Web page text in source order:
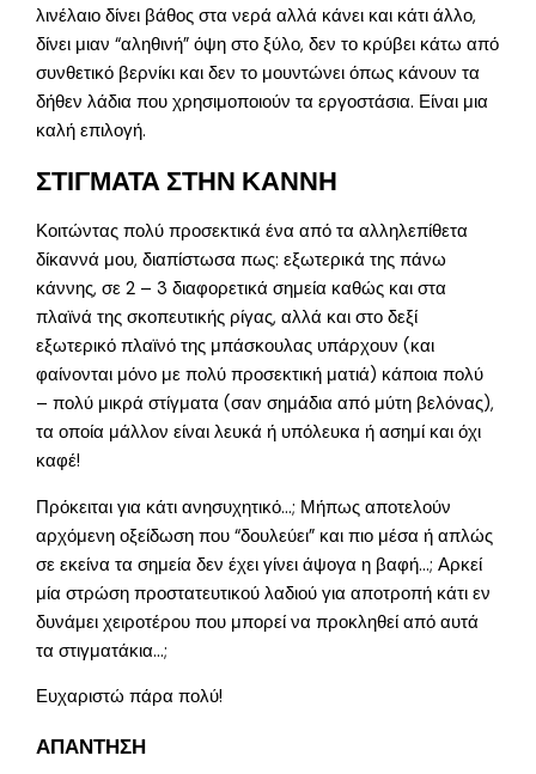
λινέλαιο δίνει βάθος στα νερά αλλά κάνει και κάτι άλλο,
δίνει μιαν “αληθινή” όψη στο ξύλο, δεν το κρύβει κάτω από
συνθετικό βερνίκι και δεν το μουντώνει όπως κάνουν τα
δήθεν λάδια που χρησιμοποιούν τα εργοστάσια. Είναι μια
καλή επιλογή.
ΣΤΙΓΜΑΤΑ ΣΤΗΝ ΚΑΝΝΗ
Κοιτώντας πολύ προσεκτικά ένα από τα αλληλεπίθετα
δίκαννά μου, διαπίστωσα πως: εξωτερικά της πάνω
κάννης, σε 2 – 3 διαφορετικά σημεία καθώς και στα
πλαϊνά της σκοπευτικής ρίγας, αλλά και στο δεξί
εξωτερικό πλαϊνό της μπάσκουλας υπάρχουν (και
φαίνονται μόνο με πολύ προσεκτική ματιά) κάποια πολύ
– πολύ μικρά στίγματα (σαν σημάδια από μύτη βελόνας),
τα οποία μάλλον είναι λευκά ή υπόλευκα ή ασημί και όχι
καφέ!
Πρόκειται για κάτι ανησυχητικό…; Μήπως αποτελούν
αρχόμενη οξείδωση που “δουλεύει” και πιο μέσα ή απλώς
σε εκείνα τα σημεία δεν έχει γίνει άψογα η βαφή…; Αρκεί
μία στρώση προστατευτικού λαδιού για αποτροπή κάτι εν
δυνάμει χειροτέρου που μπορεί να προκληθεί από αυτά
τα στιγματάκια…;
Ευχαριστώ πάρα πολύ!
ΑΠΑΝΤΗΣΗ